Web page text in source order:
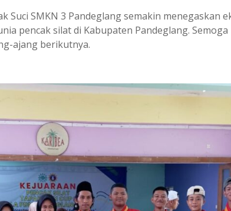
Suci SMKN 3 Pandeglang semakin menegaskan
pencak silat di Kabupaten Pandeglang.
ajang berikutnya.